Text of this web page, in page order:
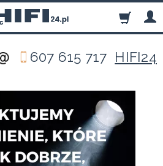
607 615 717 HIFI24